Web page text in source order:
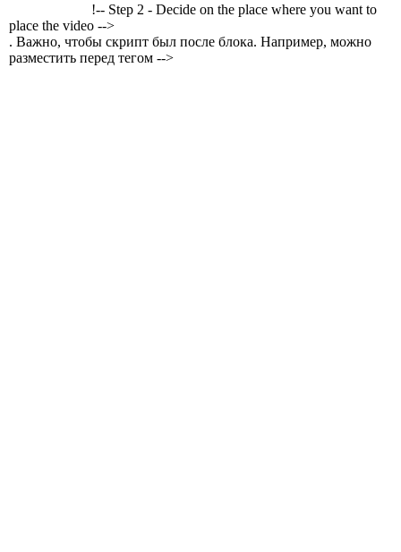
!-- Step 2 - Decide on the place where you want to
place the video -->
. Важно, чтобы скрипт был после блока. Например, можно
разместить перед тегом -->